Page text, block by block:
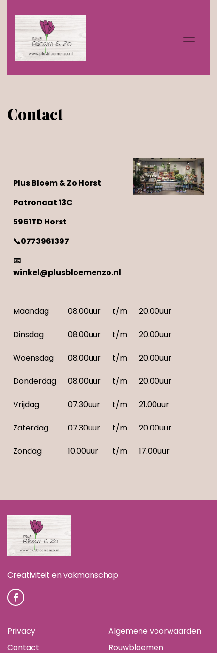
Contact
Plus Bloem & Zo Horst
Patronaat 13C
5961TD Horst
📞0773961397
📧
winkel@plusbloemenzo.nl
Maandag 08.00uur t/m 20.00uur
Dinsdag 08.00uur t/m 20.00uur
Woensdag 08.00uur t/m 20.00uur
Donderdag 08.00uur t/m 20.00uur
Vrijdag 07.30uur t/m 21.00uur
Zaterdag 07.30uur t/m 20.00uur
Zondag 10.00uur t/m 17.00uur
Creativiteit en vakmanschap
Privacy
Algemene voorwaarden
Contact
Rouwbloemen